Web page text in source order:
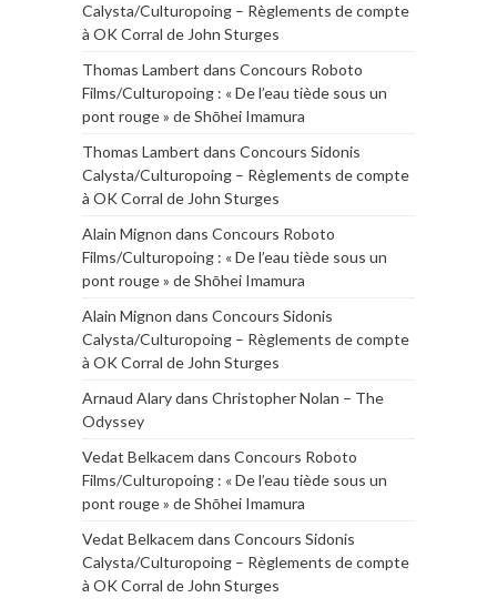
Calysta/Culturopoing – Règlements de compte
à OK Corral de John Sturges
Thomas Lambert dans Concours Roboto
Films/Culturopoing : « De l’eau tiède sous un
pont rouge » de Shōhei Imamura
Thomas Lambert dans Concours Sidonis
Calysta/Culturopoing – Règlements de compte
à OK Corral de John Sturges
Alain Mignon dans Concours Roboto
Films/Culturopoing : « De l’eau tiède sous un
pont rouge » de Shōhei Imamura
Alain Mignon dans Concours Sidonis
Calysta/Culturopoing – Règlements de compte
à OK Corral de John Sturges
Arnaud Alarydans Christopher Nolan – The
Odyssey
Vedat Belkacem dans Concours Roboto
Films/Culturopoing : « De l’eau tiède sous un
pont rouge » de Shōhei Imamura
Vedat Belkacem dans Concours Sidonis
Calysta/Culturopoing – Règlements de compte
à OK Corral de John Sturges